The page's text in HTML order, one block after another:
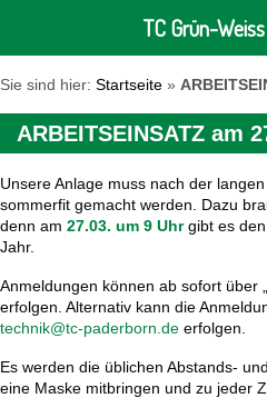
Sie sind hier: Startseite »
ARBEITSEINSATZ am
Unsere Anlage muss nach der
sommerfit gemacht werden. Dazu
denn am 27.03. um 9 Uhrgibt es den
Jahr.
Anmeldungen können ab sofort über
erfolgen. Alternativ kann die
technik@tc-paderborn.de erfolgen.
Es werden die üblichen Abstands-
eine Maske mitbringen und zu jeder
TC Grün-